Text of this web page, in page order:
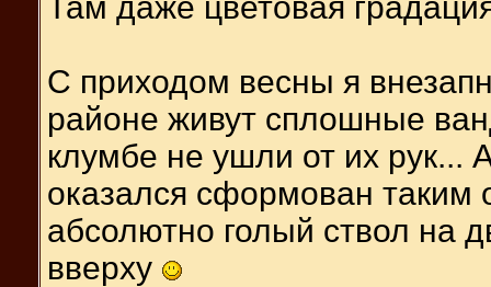
С приходом весны я
районе живут сплошные
клумбе не ушли от их рук...
оказался сформован таким
абсолютно голый ствол на
вверху